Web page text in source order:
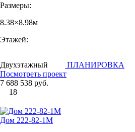
Размеры:
8.38×8.98м
Этажей:
Двухэтажный
ПЛАНИРОВКА
Посмотреть проект
7 688 538 руб.
18
Дом 222-82-1М